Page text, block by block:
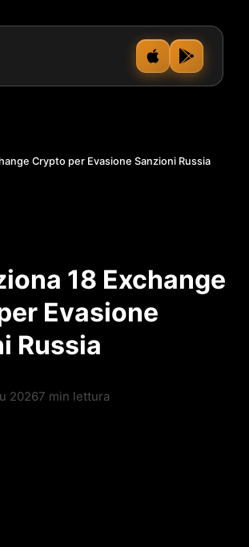
Crypto per Evasione Sanzioni Russia
18 Exchange
Evasione
Russia
20267 min lettura